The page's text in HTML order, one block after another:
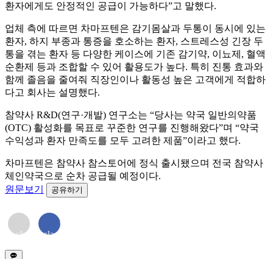
환자에게도 안정적인 공급이 가능하다”고 말했다.
업체 측에 따르면 차마프텐은 감기몸살과 두통이 동시에 있는
환자, 하지 부종과 통증을 호소하는 환자, 스트레스성 긴장 두
통을 겪는 환자 등 다양한 케이스에 기존 감기약, 이뇨제, 혈액
순환제 등과 조합할 수 있어 활용도가 높다. 특히 진통 효과와
함께 졸음을 줄여줘 직장인이나 활동성 높은 고객에게 적합하
다고 회사는 설명했다.
참약사 R&D(연구·개발) 연구소는 “당사는 약국 일반의약품
(OTC) 활성화를 목표로 꾸준한 연구를 진행해왔다”며 “약국
수익성과 환자 만족도를 모두 고려한 제품”이라고 했다.
차마프텐은 참약사 참스토어에 정식 출시됐으며 전국 참약사
체인약국으로 순차 공급될 예정이다.
원문보기
공유하기
class="far
envelope">
<i
class="fab